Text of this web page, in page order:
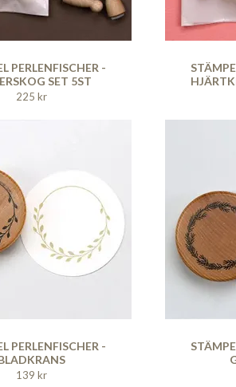
PERLENFISCHER -
SET 5ST
225 kr
PERLENFISCHER -
139 kr